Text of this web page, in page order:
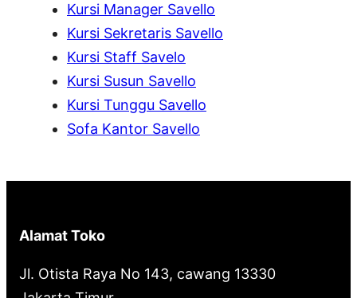
Kursi Manager Savello
Kursi Sekretaris Savello
Kursi Staff Savelo
Kursi Susun Savello
Kursi Tunggu Savello
Sofa Kantor Savello
Alamat Toko
Jl. Otista Raya No 143, cawang 13330